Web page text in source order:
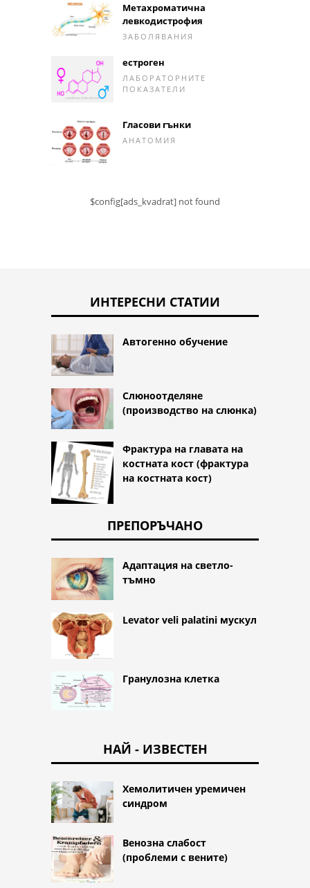
Метахроматична
левкодистрофия
ЗАБОЛЯВАНИЯ
естроген
ЛАБОРАТОРНИТЕ
ПОКАЗАТЕЛИ
Гласови гънки
АНАТОМИЯ
$config[ads_kvadrat] not found
ИНТЕРЕСНИ СТАТИИ
Автогенно обучение
Слюноотделяне
(производство на слюнка)
Фрактура на главата на
костната кост (фрактура
на костната кост)
ПРЕПОРЪЧАНО
Адаптация на светло-
тъмно
Levator veli palatini мускул
Гранулозна клетка
НАЙ - ИЗВЕСТЕН
Хемолитичен уремичен
синдром
Венозна слабост
(проблеми с вените)